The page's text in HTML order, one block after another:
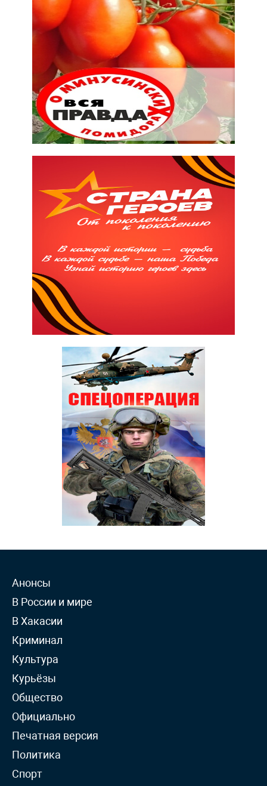
Анонсы
В России и мире
В Хакасии
Криминал
Культура
Курьёзы
Общество
Официально
Печатная версия
Политика
Спорт